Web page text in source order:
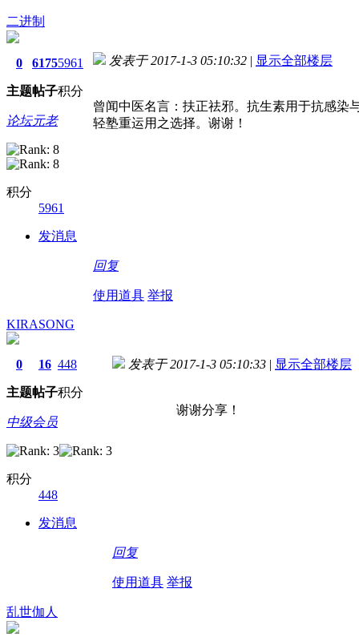
二进制
0
主题
6175
帖子
5961
积分
论坛元老
积分
5961
发消息
发表于 2017-1-3 05:10:32 | 显示全部楼层
曾闻中医名言：扶正祛邪。抗生素用于抗感染
轻塾重运用之选择。谢谢！
回复
使用道具 举报
KIRASONG
0
主题
16
帖子
448
积分
中级会员
积分
448
发消息
发表于 2017-1-3 05:10:33 | 显示全部楼层
谢谢分享！
回复
使用道具 举报
乱世伽人